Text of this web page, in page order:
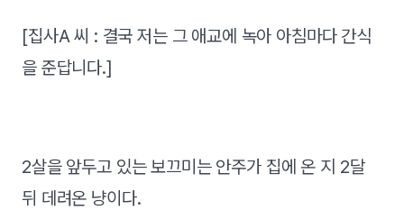
[집사A 씨 : 결국 저는 그 애교에 녹아 아침마다 간식
을 준답니다.]
2살을 앞두고 있는 보끄미는 안주가 집에 온 지 2달
뒤 데려온 냥이다.